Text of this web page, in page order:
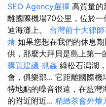
SEO Agency選擇 高質量
離國際機場70公里，位於
迪海灘上。 台灣前十大律
燴 如果您想在我們的休息
供，那麼大拜貝是島上第一
購置建議 抓姦 綠松石潟湖
會，俱樂部... 它距離國際
特地點的噪音很遠，在藍灣
的附近附近... 精緻茶會外燴